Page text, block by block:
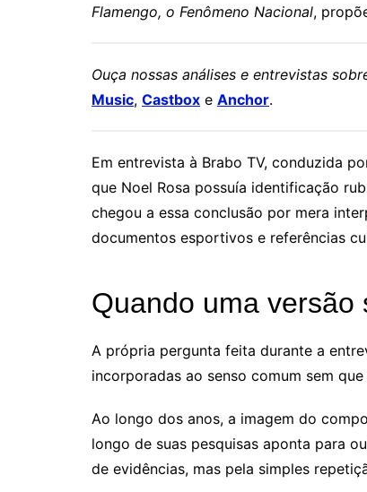
Flamengo, o Fenômeno Nacional,
Ouça nossas análises e entrevistas
Music, Castbox e Anchor.
Em entrevista à Brabo TV, conduzida
que Noel Rosa possuía identificação
chegou a essa conclusão por mera
documentos esportivos e referências
Quando uma versão
A própria pergunta feita durante a
incorporadas ao senso comum sem
Ao longo dos anos, a imagem do
longo de suas pesquisas aponta para
de evidências, mas pela simples